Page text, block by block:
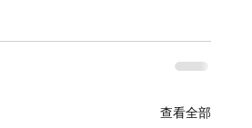
查看全部